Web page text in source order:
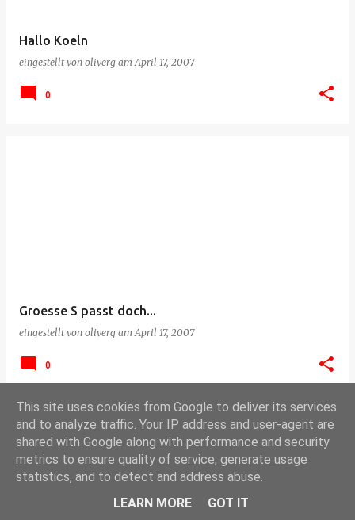
Hallo Koeln
eingestellt von oliverg amApril 17, 2007
0
Groesse S passt doch...
eingestellt von oliverg amApril 17, 2007
0
UMTS und der IC(E)
This site uses cookies from Google to deliver its services
and to analyze traffic. Your IP address and user-agent are
shared with Google along with performance and security
metrics to ensure quality of service, generate usage
statistics, and to detect and address abuse.
LEARN MORE
GOT IT